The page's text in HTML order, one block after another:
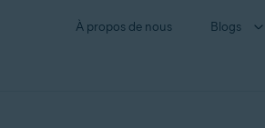
À propos de nous Blogs